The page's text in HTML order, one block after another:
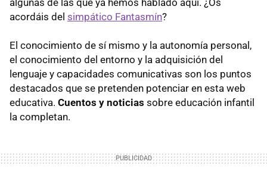
acordáis del simpático Fantasmín?
El conocimiento de sí mismo y la autonomía personal,
el conocimiento del entorno y la adquisición del
lenguaje y capacidades comunicativas son los puntos
destacados que se pretenden potenciar en esta web
educativa. Cuentos y noticias sobre educación infantil
la completan.